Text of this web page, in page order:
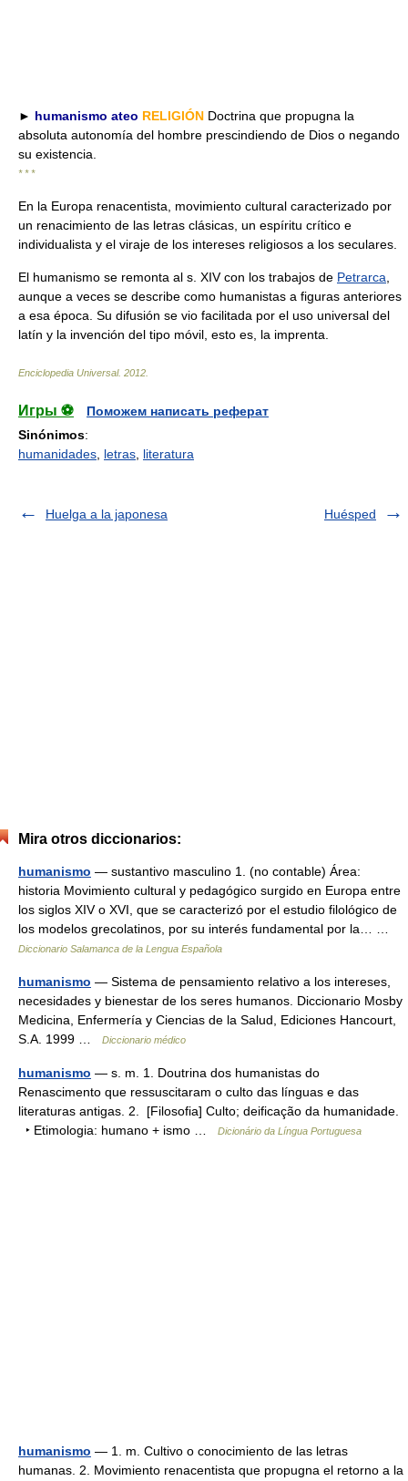
► humanismo ateo RELIGIÓN Doctrina que propugna la
absoluta autonomía del hombre prescindiendo de Dios o negando
su existencia.
* * *
En la Europa renacentista, movimiento cultural caracterizado por
un renacimiento de las letras clásicas, un espíritu crítico e
individualista y el viraje de los intereses religiosos a los seculares.
El humanismo se remonta al s. XIV con los trabajos de Petrarca
aunque a veces se describe como humanistas a figuras anteriores
a esa época. Su difusión se vio facilitada por el uso universal del
latín y la invención del tipo móvil, esto es, la imprenta.
Enciclopedia Universal. 2012
Игры ⚽
Поможем написать реферат
Sinónimos:
humanidades letras literatura
Huelga a la japonesa Huésped
Mira otros diccionarios:
humanismo — sustantivo masculino 1. (no contable) Área:
historia Movimiento cultural y pedagógico surgido en Europa entre
los siglos XIV o XVI, que se caracterizó por el estudio filológico de
los modelos grecolatinos, por su interés fundamental por la… …
Diccionario Salamanca de la Lengua Española
humanismo — Sistema de pensamiento relativo a los intereses,
necesidades y bienestar de los seres humanos. Diccionario Mosby
Medicina, Enfermería y Ciencias de la Salud, Ediciones Hancourt,
S.A. 1999 …
Diccionario médico
humanismo — s. m. 1. Doutrina dos humanistas do
Renascimento que ressuscitaram o culto das línguas e das
literaturas antigas. 2. [Filosofia] Culto; deificação da humanidade.
‣ Etimologia: humano + ismo …
Dicionário da Língua Portuguesa
humanismo — 1. m. Cultivo o conocimiento de las letras
humanas. 2. Movimiento renacentista que propugna el retorno a la